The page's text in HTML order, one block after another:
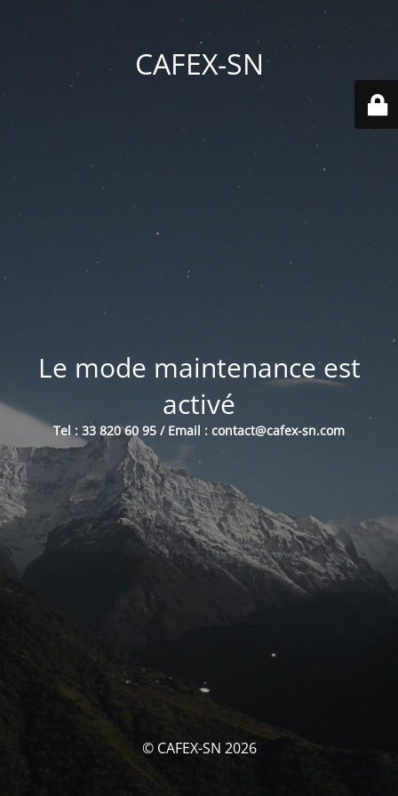
CAFEX-SN
Le mode maintenance est
activé
Tel : 33 820 60 95 / Email : contact@cafex-sn.com
© CAFEX-SN 2026